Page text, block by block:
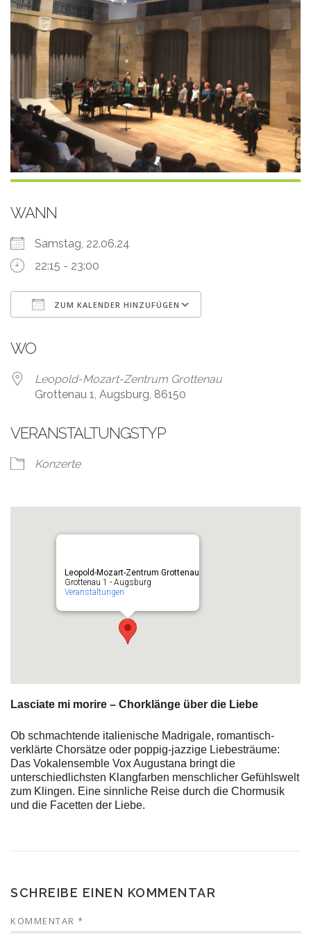
WANN
Samstag, 22.06.24
22:15 - 23:00
ZUM KALENDER HINZUFÜGEN
WO
Leopold-Mozart-Zentrum Grottenau
Grottenau 1, Augsburg, 86150
VERANSTALTUNGSTYP
Konzerte
Leopold-Mozart-Zentrum Grottenau
Grottenau 1 - Augsburg
Veranstaltungen
Lasciate mi morire – Chorklänge über die Liebe
Ob schmachtende italienische Madrigale, romantisch-
verklärte Chorsätze oder poppig-jazzige Liebesträume:
Das Vokalensemble Vox Augustana bringt die
unterschiedlichsten Klangfarben menschlicher Gefühlswelt
zum Klingen. Eine sinnliche Reise durch die Chormusik
und die Facetten der Liebe.
SCHREIBE EINEN KOMMENTAR
KOMMENTAR *